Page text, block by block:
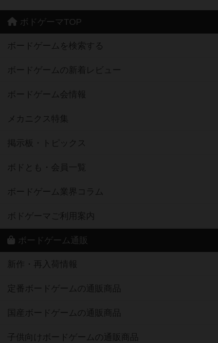
ボドゲーマTOP
ボードゲームを検索する
ボードゲームの新着レビュー
ボードゲーム会情報
メカニクス特集
掲示板・トピックス
ボドとも・会員一覧
ボードゲーム業界コラム
ボドゲーマご利用案内
ボードゲーム通販
新作・再入荷情報
定番ボードゲームの通販商品
国産ボードゲームの通販商品
子供向けボードゲームの通販商品